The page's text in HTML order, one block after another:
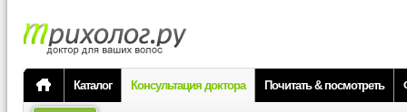
Каталог Консультация доктора Почитать & посмотреть